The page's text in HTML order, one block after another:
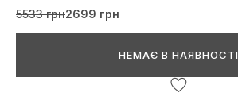
5533 грн2699 грн
НЕМАЄ В НАЯВНОСТІ